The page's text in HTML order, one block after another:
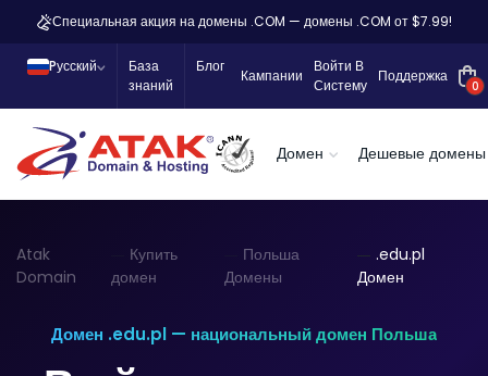
Специальная акция на домены .COM — домены .COM от $7.99!
Pусский
База
знаний
Блог
Кампании
Войти В
Систему
Поддержка
0
Домен Дешевые домены
Atak
Domain
Купить
домен
Польша
Домены
.edu.pl
Домен
Домен .edu.pl — национальный домен Польша